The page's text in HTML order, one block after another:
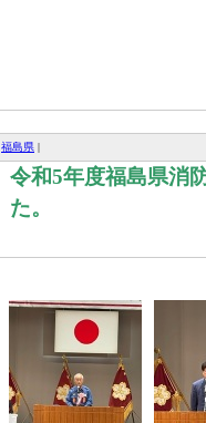
福島県 |
令和5年度福島県消
た。